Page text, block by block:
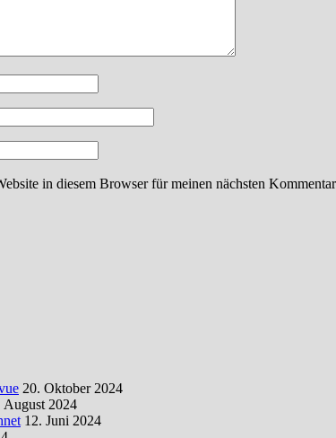
in diesem Browser für meinen nächsten
20. Oktober 2024
August 2024
12. Juni 2024